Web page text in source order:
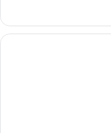
grande
(Swim
Up
junior,
cama